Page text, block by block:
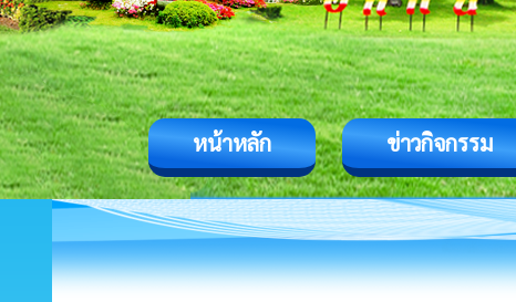
หน้าหลัก ข่าวกิจกรรม